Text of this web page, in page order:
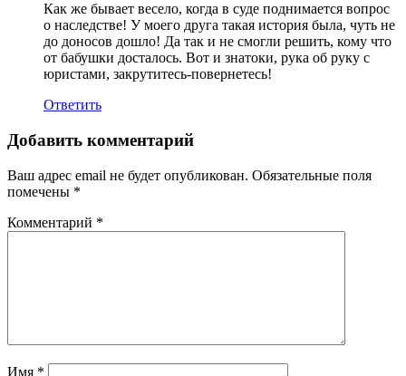
Как же бывает весело, когда в суде поднимается вопрос
о наследстве! У моего друга такая история была, чуть не
до доносов дошло! Да так и не смогли решить, кому что
от бабушки досталось. Вот и знатоки, рука об руку с
юристами, закрутитесь-повернетесь!
Ответить
Добавить комментарий
Ваш адрес email не будет опубликован. Обязательные поля
помечены *
Комментарий *
Имя *